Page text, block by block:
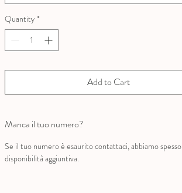
Quantity *
Add to Cart
Manca il tuo numero?
Se il tuo numero è esaurito contattaci, abbiamo spesso
disponibilità aggiuntiva.